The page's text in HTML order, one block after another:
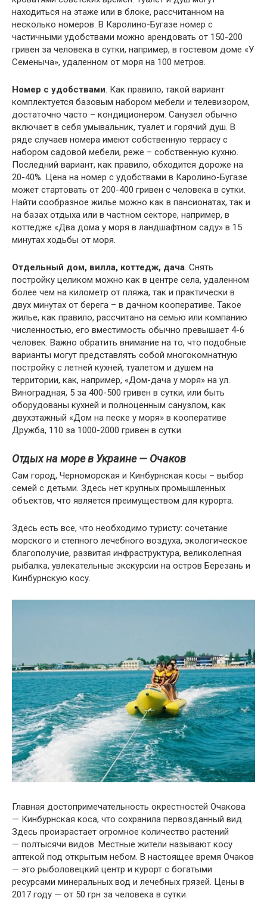
находиться на этаже или в блоке, рассчитанном на
несколько номеров. В Каролино-Бугазе номер с
частичными удобствами можно арендовать от 150-200
гривен за человека в сутки, например, в гостевом доме «У
Семеныча», удаленном от моря на 100 метров.
Номер с удобствами. Как правило, такой вариант
комплектуется базовым набором мебели и телевизором,
достаточно часто – кондиционером. Санузел обычно
включает в себя умывальник, туалет и горячий душ. В
ряде случаев номера имеют собственную террасу с
набором садовой мебели, реже – собственную кухню.
Последний вариант, как правило, обходится дороже на
20-40%. Цена на номер с удобствами в Каролино-Бугазе
может стартовать от 200-400 гривен с человека в сутки.
Найти сообразное жилье можно как в пансионатах, так и
на базах отдыха или в частном секторе, например, в
коттедже «Два дома у моря в ландшафтном саду» в 15
минутах ходьбы от моря.
Отдельный дом, вилла, коттедж, дача. Снять
постройку целиком можно как в центре села, удаленном
более чем на километр от пляжа, так и практически в
двух минутах от берега – в дачном кооперативе. Такое
жилье, как правило, рассчитано на семью или компанию
численностью, его вместимость обычно превышает 4-6
человек. Важно обратить внимание на то, что подобные
варианты могут представлять собой многокомнатную
постройку с летней кухней, туалетом и душем на
территории, как, например, «Дом-дача у моря» на ул.
Виноградная, 5 за 400-500 гривен в сутки, или быть
оборудованы кухней и полноценным санузлом, как
двухэтажный «Дом на песке у моря» в кооперативе
Дружба, 110 за 1000-2000 гривен в сутки.
Отдых на море в Украине — Очаков
Сам город, Черноморская и Кинбурнская косы – выбор
семей с детьми. Здесь нет крупных промышленных
объектов, что является преимуществом для курорта.
Здесь есть все, что необходимо туристу: сочетание
морского и степного лечебного воздуха, экологическое
благополучие, развитая инфраструктура, великолепная
рыбалка, увлекательные экскурсии на остров Березань и
Кинбурнскую косу.
Главная достопримечательность окрестностей Очакова
— Кинбурнская коса, что сохранила первозданный вид.
Здесь произрастает огромное количество растений
— полтысячи видов. Местные жители называют косу
аптекой под открытым небом. В настоящее время Очаков
— это рыболовецкий центр и курорт с богатыми
ресурсами минеральных вод и лечебных грязей. Цены в
2017 году — от 50 грн за человека в сутки.